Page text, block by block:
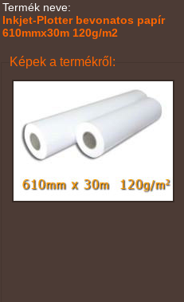
Termék neve:
Inkjet-Plotter bevonatos papír
610mmx30m 120g/m2
Képek a termékről: